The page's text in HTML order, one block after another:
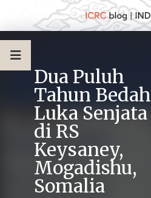
Dua Puluh
Tahun Bedah
Luka Senjata
di RS
Keysaney,
Mogadishu,
Somalia